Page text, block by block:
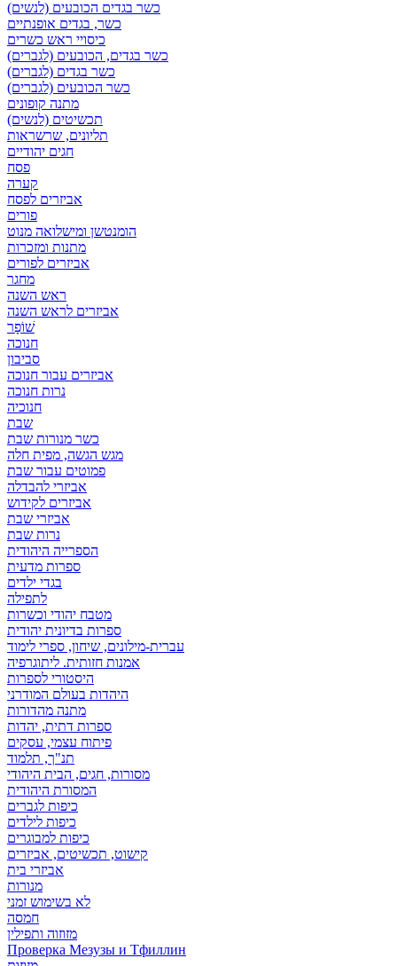
כשר בגדים הכובעים (לנשים)
כשר, בגדים אופנתיים
כיסויי ראש כשרים
כשר בגדים, הכובעים (לגברים)
כשר בגדים (לגברים)
כשר הכובעים (לגברים)
מתנה קופונים
תכשיטים (לנשים)
תליונים, שרשראות
חגים יהודיים
פסח
קערה
אביזרים לפסח
פורים
הומנטשן ומישלואה מנוט
מתנות ומזכרות
אביזרים לפורים
מחגר
ראש השנה
אביזרים לראש השנה
שׁוֹפָר
חנוכה
סביבון
אביזרים עבור חנוכה
נרות חנוכה
חנוכיה
שבת
כשר מנורות שבת
מגש הגשה, מפית חלה
פמוטים עבור שבת
אביזרי להבדלה
אביזרים לקידוש
אביזרי שבת
נרות שבת
הספרייה היהודית
ספרות מדעית
בגדי ילדים
לתפילה
מטבח יהודי וכשרות
ספרות בדיונית יהודית
עברית-מילונים, שיחון, ספרי לימוד
אמנות חזותית. ליתוגרפיה
היסטורי לספרות
היהדות בעולם המודרני
מתנה מהדורות
ספרות דתית, יהדות
פיתוח עצמי, עסקים
תנ"ך, תלמוד
מסורות, חגים, הבית היהודי
המסורת היהודית
כיפות לגברים
כיפות לילדים
כיפות למבוגרים
קישוט, תכשיטים, אביזרים
אביזרי בית
מנורות
לא בשימוש זמני
חמסה
מזוזוה ותפילין
Проверка Мезузы и Тфиллин